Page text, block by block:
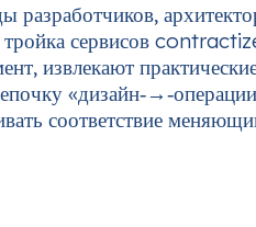
разработчиков,
сервисов
извлекают
соответствие